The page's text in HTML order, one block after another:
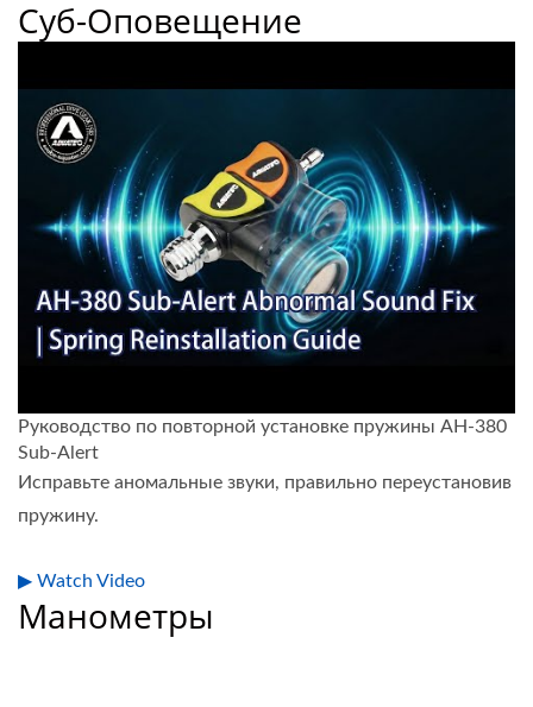
Суб-Оповещение
Руководство по повторной установке пружины AH-380
Sub-Alert
Исправьте аномальные звуки, правильно переустановив
пружину.
▶ Watch Video
Манометры